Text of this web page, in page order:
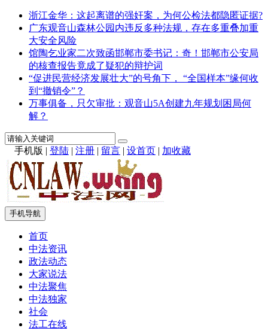
浙江金华：这起离谱的强奸案，为何公检法都隐匿证据?
广东观音山森林公园内违反多种法规，存在多重叠加重
大安全风险
馆陶乞业家二次致函邯郸市委书记：奇！邯郸市公安局
的核查报告竟成了疑犯的辩护词
“促进民营经济发展壮大”的号角下， “全国样本”缘何收
到“撤销令”？
万事俱备，只欠审批：观音山5A创建九年规划困局何
解？
手机版 | 登陆 | 注册 | 留言 | 设首页 | 加收藏
手机导航
首页
中法资讯
政法动态
大家说法
中法聚焦
中法独家
社会
法工在线